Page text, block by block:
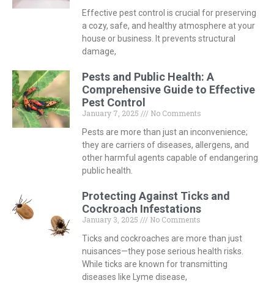
Effective pest control is crucial for preserving
a cozy, safe, and healthy atmosphere at your
house or business. It prevents structural
damage,
Pests and Public Health: A
Comprehensive Guide to Effective
Pest Control
January 7, 2025
No Comments
Pests are more than just an inconvenience;
they are carriers of diseases, allergens, and
other harmful agents capable of endangering
public health.
Protecting Against Ticks and
Cockroach Infestations
January 3, 2025
No Comments
Ticks and cockroaches are more than just
nuisances—they pose serious health risks.
While ticks are known for transmitting
diseases like Lyme disease,